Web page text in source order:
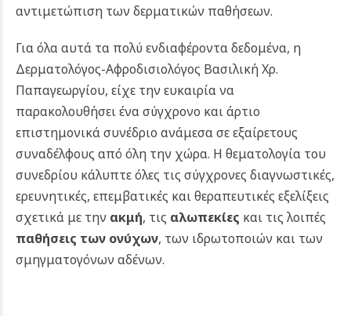
αντιμετώπιση των δερματικών παθήσεων.
Για όλα αυτά τα πολύ ενδιαφέροντα δεδομένα, η
Δερματολόγος-Αφροδισιολόγος Βασιλική Χρ.
Παπαγεωργίου, είχε την ευκαιρία να
παρακολουθήσει ένα σύγχρονο και άρτιο
επιστημονικά συνέδριο ανάμεσα σε εξαίρετους
συναδέλφους από όλη την χώρα. Η θεματολογία του
συνεδρίου κάλυπτε όλες τις σύγχρονες διαγνωστικές,
ερευνητικές, επεμβατικές και θεραπευτικές εξελίξεις
σχετικά με την ακμή, τις αλωπεκίες και τις λοιπές
παθήσεις των ονύχων, των ιδρωτοποιών και των
σμηγματογόνων αδένων.